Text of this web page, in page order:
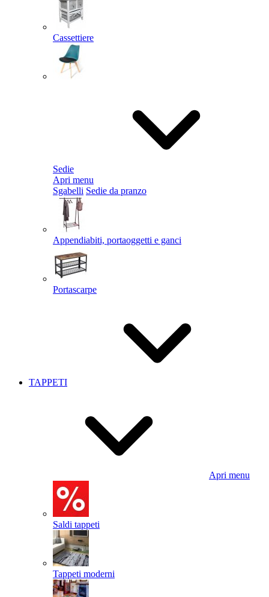
Cassettiere
Sedie
Apri menu
Sgabelli Sedie da pranzo
Appendiabiti, portaoggetti e ganci
Portascarpe
TAPPETI
Apri menu
Saldi tappeti
Tappeti moderni